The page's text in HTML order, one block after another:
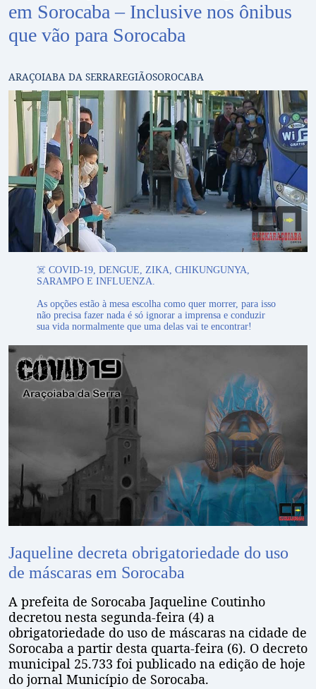
em Sorocaba – Inclusive nos ônibus
que vão para Sorocaba
ARAÇOIABA DA SERRAREGIÃOSOROCABA
☠️ COVID-19, DENGUE, ZIKA, CHIKUNGUNYA,
SARAMPO E INFLUENZA.
As opções estão à mesa escolha como quer morrer, para isso
não precisa fazer nada é só ignorar a imprensa e conduzir
sua vida normalmente que uma delas vai te encontrar!
Jaqueline decreta obrigatoriedade do uso
de máscaras em Sorocaba
A prefeita de Sorocaba Jaqueline Coutinho
decretou nesta segunda-feira (4) a
obrigatoriedade do uso de máscaras na cidade de
Sorocaba a partir desta quarta-feira (6). O decreto
municipal 25.733 foi publicado na edição de hoje
do jornal Município de Sorocaba.